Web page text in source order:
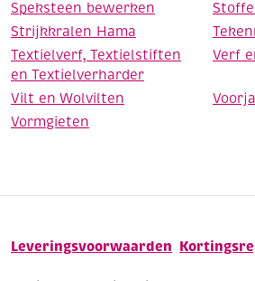
Speksteen bewerken
Strijkkralen Hama
Textielverf, Textielstiften
en Textielverharder
Verf
Vilt en Wolvilten
Vormgieten
Leveringsvoorwaarden